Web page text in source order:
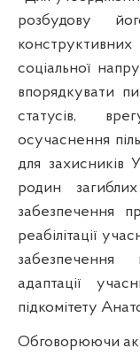
розбудову
соціальної
впорядкувати
статусів,
осучаснення
для захисників
родин
забезпечення
реабілітації
забезпечення
адаптації
підкомітету
Обговорюючи